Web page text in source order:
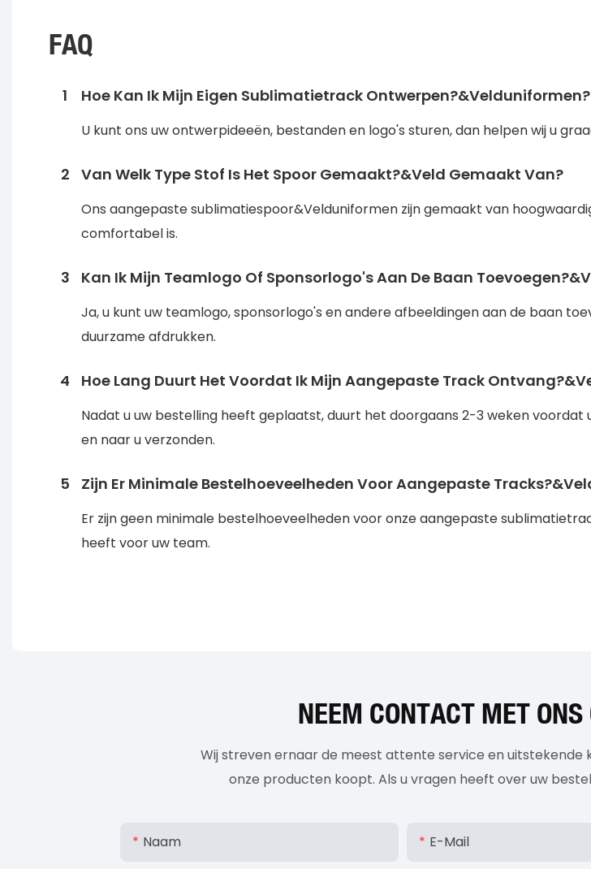
FAQ
1 Hoe Kan Ik Mijn Eigen Sublimatietrack Ontwerpen?&velduniformen?
U kunt ons uw ontwerpideeën, bestanden en logo's sturen, dan helpen wij u
2 Van Welk Type Stof Is Het Spoor Gemaakt?&veld Gemaakt Van?
Ons aangepaste sublimatiespoor&Velduniformen zijn gemaakt van
comfortabel is.
3 Kan Ik Mijn Teamlogo Of Sponsorlogo's Aan De Baan
Ja, u kunt uw teamlogo, sponsorlogo's en andere afbeeldingen aan de baan
duurzame afdrukken.
4 Hoe Lang Duurt Het Voordat Ik Mijn Aangepaste Track
Nadat u uw bestelling heeft geplaatst, duurt het doorgaans 2-3 weken
en naar u verzonden.
5 Zijn Er Minimale Bestelhoeveelheden Voor Aangepaste
Er zijn geen minimale bestelhoeveelheden voor onze aangepaste
heeft voor uw team.
NEEM CONTACT MET
Wij streven ernaar de meest attente service en
onze producten koopt. Als u vragen heeft over uw
Naam E-Mail